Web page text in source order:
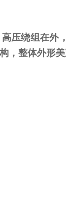
压绕组在外
，整体外形